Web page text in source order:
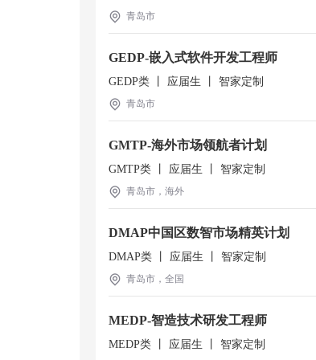
青岛市
GEDP-嵌入式软件开发工程师
GEDP类 丨 应届生 丨 智家定制
青岛市
GMTP-海外市场领航者计划
GMTP类 丨 应届生 丨 智家定制
青岛市，海外
DMAP中国区数智市场精英计划
DMAP类 丨 应届生 丨 智家定制
青岛市，全国
MEDP-智造技术研发工程师
MEDP类 丨 应届生 丨 智家定制